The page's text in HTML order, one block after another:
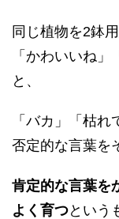
同じ植物を2鉢用
「かわいいね
と、
「バカ」「枯
否定的な言葉を
肯定的な言葉を
よく育つという